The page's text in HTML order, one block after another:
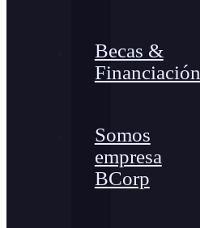
Becas &
Financiación
Somos
empresa
BCorp